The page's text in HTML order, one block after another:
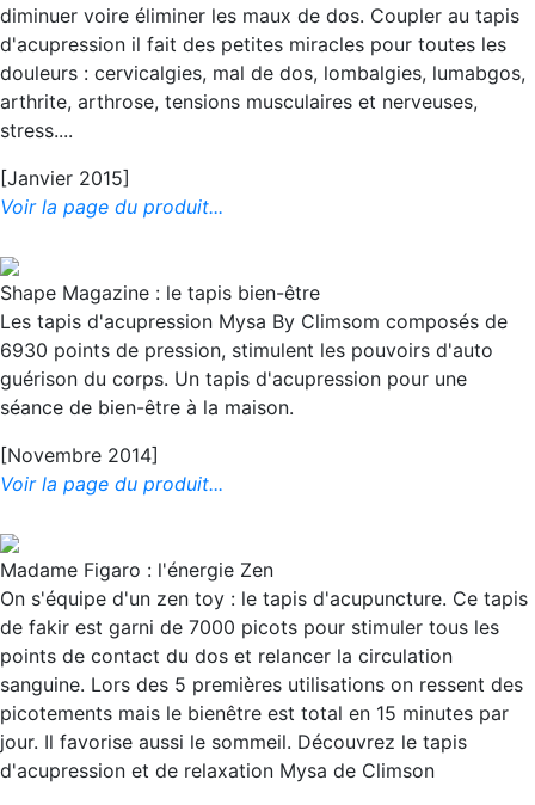
diminuer voire éliminer les maux de dos. Coupler au tapis
d'acupression il fait des petites miracles pour toutes les
douleurs : cervicalgies, mal de dos, lombalgies, lumabgos,
arthrite, arthrose, tensions musculaires et nerveuses,
stress....
[Janvier 2015]
Voir la page du produit...
Shape Magazine : le tapis bien-être
Les tapis d'acupression Mysa By Climsom composés de
6930 points de pression, stimulent les pouvoirs d'auto
guérison du corps. Un tapis d'acupression pour une
séance de bien-être à la maison.
[Novembre 2014]
Voir la page du produit...
Madame Figaro : l'énergie Zen
On s'équipe d'un zen toy : le tapis d'acupuncture. Ce tapis
de fakir est garni de 7000 picots pour stimuler tous les
points de contact du dos et relancer la circulation
sanguine. Lors des 5 premières utilisations on ressent des
picotements mais le bienêtre est total en 15 minutes par
jour. Il favorise aussi le sommeil. Découvrez le tapis
d'acupression et de relaxation Mysa de Climson